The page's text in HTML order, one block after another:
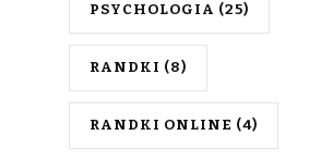
PSYCHOLOGIA (25)
RANDKI (8)
RANDKI ONLINE (4)